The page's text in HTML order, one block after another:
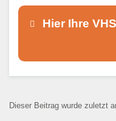
Hier Ihre
Dieser Beitrag wurde zuletzt